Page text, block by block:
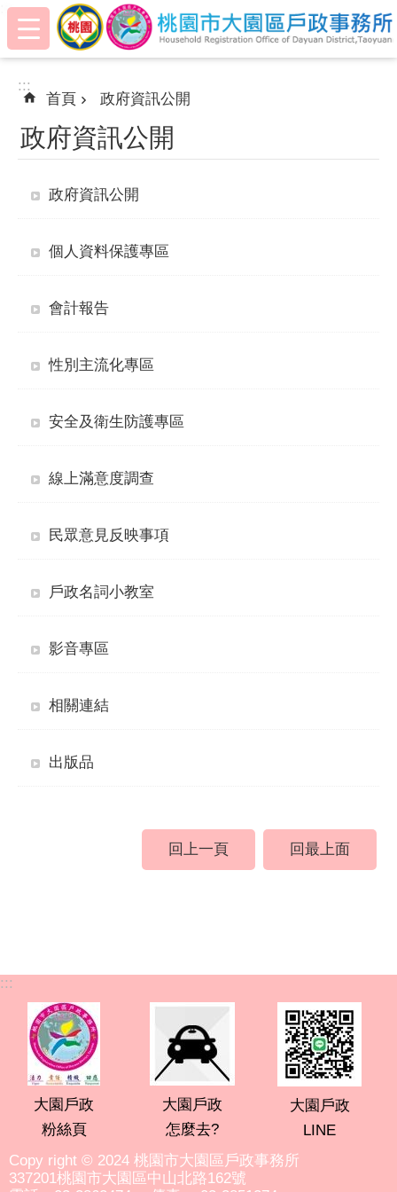
跳到主要內容區塊
:::
:::
首頁 政府資訊公開
政府資訊公開
政府資訊公開
個人資料保護專區
會計報告
性別主流化專區
安全及衛生防護專區
線上滿意度調查
民眾意見反映事項
戶政名詞小教室
影音專區
相關連結
出版品
回上一頁 回最上面
:::
大園戶政
粉絲頁
大園戶政
怎麼去?
大園戶政
LINE
Copy right © 2024 桃園市大園區戶政事務所
337201桃園市大園區中山北路162號